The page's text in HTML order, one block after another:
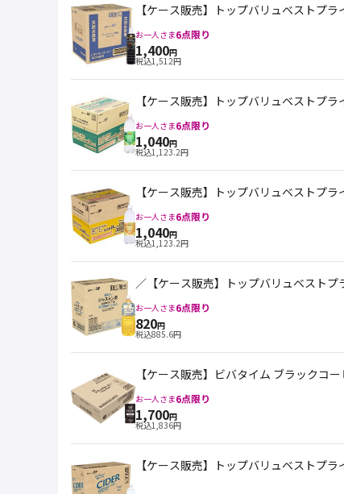
【ケース販売】トップバリュベストプ
お一人さま6点限り
1,400円
税込1,512円
【ケース販売】トップバリュベスト
お一人さま6点限り
1,040円
税込1,123.2円
【ケース販売】トップバリュベスト
お一人さま6点限り
1,040円
税込1,123.2円
／【ケース販売】トップバリュベスト
お一人さま6点限り
820円
税込885.6円
【ケース販売】ビバタイム ブラックコ
お一人さま6点限り
1,700円
税込1,836円
【ケース販売】トップバリュベストプ